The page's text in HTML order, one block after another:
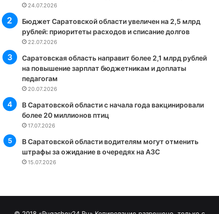
24.07.2026
Бюджет Саратовской области увеличен на 2,5 млрд
рублей: приоритеты расходов и списание долгов
22.07.2026
Саратовская область направит более 2,1 млрд рублей
на повышение зарплат бюджетникам и доплаты
педагогам
20.07.2026
В Саратовской области с начала года вакцинировали
более 20 миллионов птиц
17.07.2026
В Саратовской области водителям могут отменить
штрафы за ожидание в очередях на АЗС
15.07.2026